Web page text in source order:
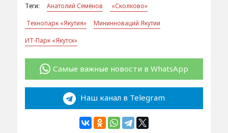
Теги: Анатолий Семёнов
«Сколково»
Технопарк «Якутия»
Мининноваций Якутии
ИТ-Парк «Якутск»
Самые важные новости в WhatsApp
Наш канал в Telegram